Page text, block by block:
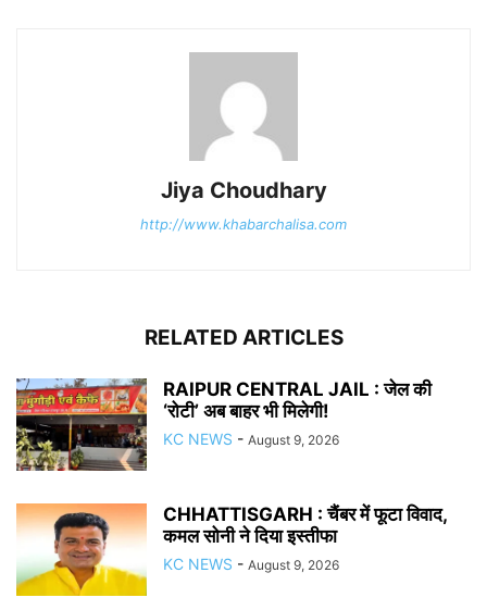
Jiya Choudhary
http://www.khabarchalisa.com
RELATED ARTICLES
RAIPUR CENTRAL JAIL : जेल की
‘रोटी’ अब बाहर भी मिलेगी!
KC NEWS - August 9, 2026
CHHATTISGARH : चैंबर में फूटा विवाद,
कमल सोनी ने दिया इस्तीफा
KC NEWS - August 9, 2026